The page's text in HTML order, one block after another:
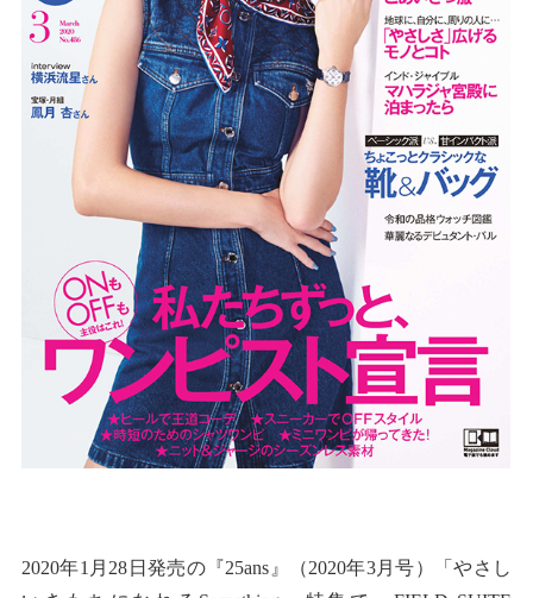
2020年1 月28日発売の『25ans』（2020年3月号）「やさし